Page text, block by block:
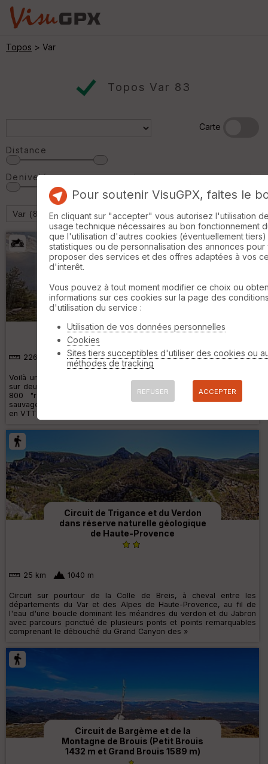
Topos > Var
Topos Var 83
Carte
Distance
Denivelé
2269 km 56710 m
Voilà un tour absolument incroyable du sud est de la France. Fait
sur deux motos plutôt endurisées : une T7 world Raid, et une Kove
800 "rally". Bivouac Exclusivement. Sélection de petits coins
sauvage près de cours d'eau. Techniquement parlant, nous roulons
en VTT DH, VTT enduro, e »
Circuit de Trigance et du Verdon
dans réserve naturelle géologique
de Haute-Provence
25 km 1040 m
Circuit sur pourtour de la Colle de Breis, à cheval entre les
départements du Var et des Alpes de Haute-Provence, au fil de
l'eau d'une boucle dominant les méandres du verdon et du Jabron
avec parcours ponctué de plusieurs ponts et points remarquables
comprenant le débouché du Grand Canyon des »
Circuit de Bargème et de la
Montagne de Brouis (Petit Brouis
1432 m et Grand Brouis 1589 m)
Pour soutenir VisuGPX, faites le
En cliquant sur "accepter" vous autorisez l'utilisation
usage technique nécessaires au bon fonctionnement
que l'utilisation d'autres cookies (éventuellement
statistiques ou de personnalisation des annonces pour
proposer des services et des offres adaptées à vos
d'interêt.
Vous pouvez à tout moment modifier ce choix ou
informations sur ces cookies sur la page des
d'utilisation du service :
Utilisation de vos données personnelles
Cookies
Sites tiers succeptibles d'utiliser des cookies ou
méthodes de tracking
REFUSER ACCEPTER